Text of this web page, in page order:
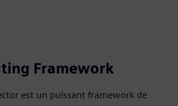
Framework
est un puissant framework de